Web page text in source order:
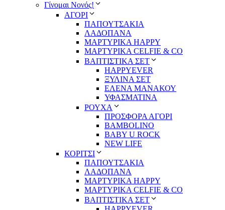
Γίνομαι Νονός!
ΑΓΟΡΙ
ΠΑΠΟΥΤΣΑΚΙΑ
ΛΑΔΟΠΑΝΑ
ΜΑΡΤΥΡΙΚΑ HAPPY
ΜΑΡΤΥΡΙΚΑ CELFIE & CO
ΒΑΠΤΙΣΤΙΚΑ ΣΕΤ
HAPPYEVER
ΞΥΛΙΝΑ ΣΕΤ
ΕΛΕΝΑ ΜΑΝΑΚΟΥ
ΥΦΑΣΜΑΤΙΝΑ
ΡΟΥΧΑ
ΠΡΟΣΦΟΡΑ ΑΓΟΡΙ
BAMBOLINO
BABY U ROCK
NEW LIFE
ΚΟΡΙΤΣΙ
ΠΑΠΟΥΤΣΑΚΙΑ
ΛΑΔΟΠΑΝΑ
ΜΑΡΤΥΡΙΚΑ HAPPY
ΜΑΡΤΥΡΙΚΑ CELFIE & CO
ΒΑΠΤΙΣΤΙΚΑ ΣΕΤ